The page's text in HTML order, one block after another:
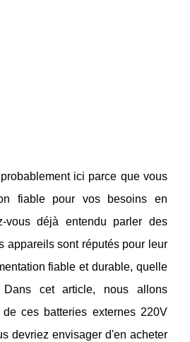
ici parce que vous
fiable pour vos besoins en
vous déjà entendu parler des
appareils sont réputés pour leur
fiable et durable, quelle
cet article, nous allons
ces batteries externes 220V
devriez envisager d'en acheter